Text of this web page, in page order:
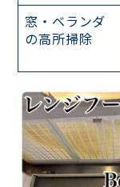
窓・ベランダ
の高所掃除